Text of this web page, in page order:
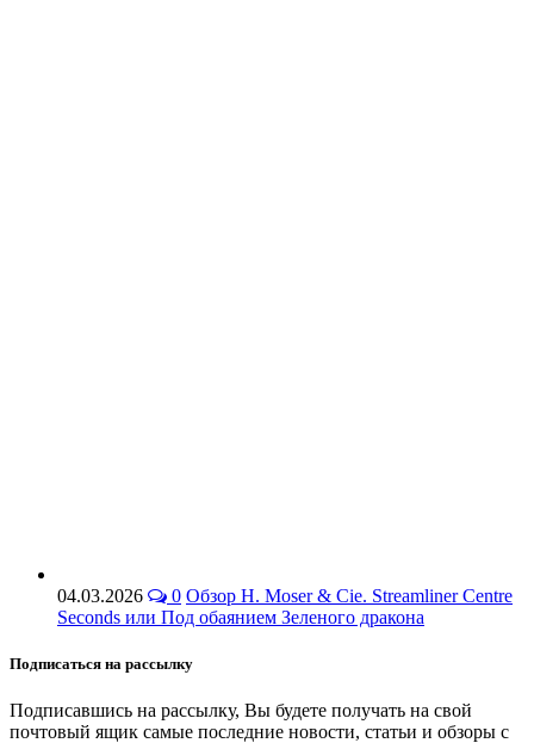
04.03.2026 0 Обзор H. Moser & Cie. Streamliner Centre
Seconds или Под обаянием Зеленого дракона
Подписаться на рассылку
Подписавшись на рассылку, Вы будете получать на свой
почтовый ящик самые последние новости, статьи и обзоры с